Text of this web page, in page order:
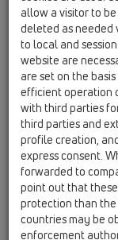
16
16
16
allow a visitor to
deleted as needed
to local and
website are
are set on the
efficient operation
with third parties
third parties and
profile creation,
express consent.
forwarded to
point out that
protection than the
countries may be
enforcement